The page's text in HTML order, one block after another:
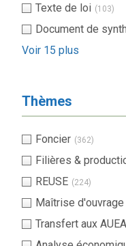
Texte de loi (103)
Document de
Voir 15 plus
Thèmes
Foncier (362)
Filières &
REUSE (224)
Maîtrise d'ouvrage
Transfert aux AUEA